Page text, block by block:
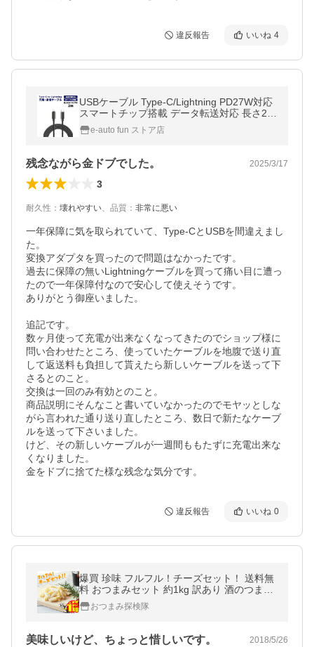
違反報告 いいね 4
USBケーブル Type-C/Lightning PD27W対応
スマートチップ搭載 データ転送対応 長さ2m
ダークグレイ 1年保証[M便 1/3]
e-auto fun ストア店
残念ながら金ドブでした。 2025/3/17
3
耐久性 ： 壊れやすい、 品質 ： 非常に悪い
一年保障に気を取られていて、Type-CとUSBを間違えまし
た。
変換アダプタを買ったので問題はなかったです。
過去に保障の無いLightningケーブルを買って痛い目に遭っ
たので一年保障付なので安心して使えそうです。
ありがとう御座いました。
追記です。
数ヶ月使って充電が出来なくなってきたのでショップ様に
問い合わせたところ、使っていたケーブルを地腹で送り直
して返送料も負担して貰えたら新しいケーブルを送って下
さるとのこと。
交換は一回のみ有効とのこと。
商品説明にそんなこと書いていなかったのでモヤッとしな
がら言われた通り送り直したところ、数日で新たなケーブ
ルを送って下さいました。
けど、その新しいケーブルが一週間ももたずに充電出来な
くなりました。
金をドブに捨てた様な残念な気分です。
違反報告 いいね 0
爆買 珍味 フルフル！チーズセット！ 送料無
料 おつまみセット 約1kg 訳あり 酒のつまみ
おつまみ お菓子 おかし チーズ ちーず
おつまみ探検隊
美味しいけど、ちょっと惜しいです。 2018/5/26